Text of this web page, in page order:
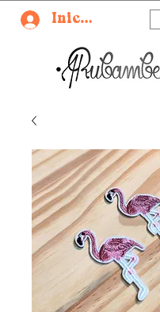
Iniciar sesión